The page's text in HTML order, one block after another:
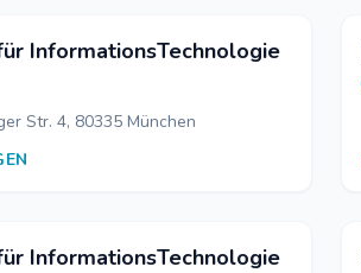
InformationsTechnologie
Str. 4, 80335 München
InformationsTechnologie